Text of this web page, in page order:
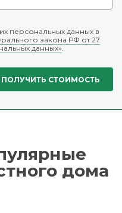
персональных данных в
закона РФ от 27
данных».
дома